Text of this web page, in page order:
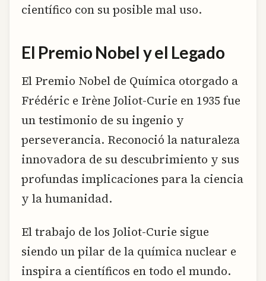
científico con su posible mal uso.
El Premio Nobel y el Legado
El Premio Nobel de Química otorgado a
Frédéric e Irène Joliot-Curie en 1935 fue
un testimonio de su ingenio y
perseverancia. Reconoció la naturaleza
innovadora de su descubrimiento y sus
profundas implicaciones para la ciencia
y la humanidad.
El trabajo de los Joliot-Curie sigue
siendo un pilar de la química nuclear e
inspira a científicos en todo el mundo.